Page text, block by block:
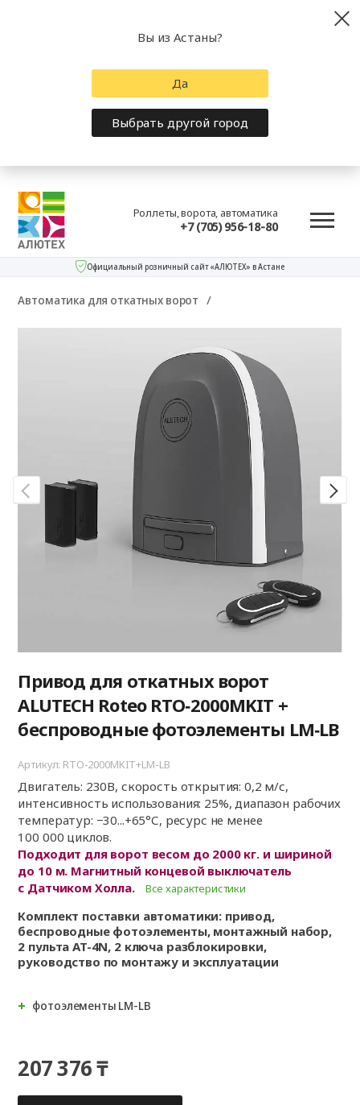
Роллеты, ворота, автоматика
+7 (705) 956-18-80
Официальный розничный сайт «АЛЮТЕХ» в Астане
Автоматика для откатных ворот
Привод для откатных ворот
ALUTECH Roteo RTO‑2000MKIT +
беспроводные фотоэлементы LM‑LB
Артикул: RTO-2000MKIT+LM-LB
Двигатель: 230В, скорость открытия: 0,2 м/с,
интенсивность использования: 25%, диапазон рабочих
температур: −30...+65°С, ресурс не менее
100 000 циклов.
Подходит для ворот весом до 2000 кг. и шириной
до 10 м. Магнитный концевой выключатель
с Датчиком Холла.
Все характеристики
Комплект поставки автоматики: привод,
беспроводные фотоэлементы, монтажный набор,
2 пульта AT-4N, 2 ключа разблокировки,
руководство по монтажу и эксплуатации
фотоэлементы LM-LB
207 376 ₸
Вы из Астаны?
Да
Выбрать другой город